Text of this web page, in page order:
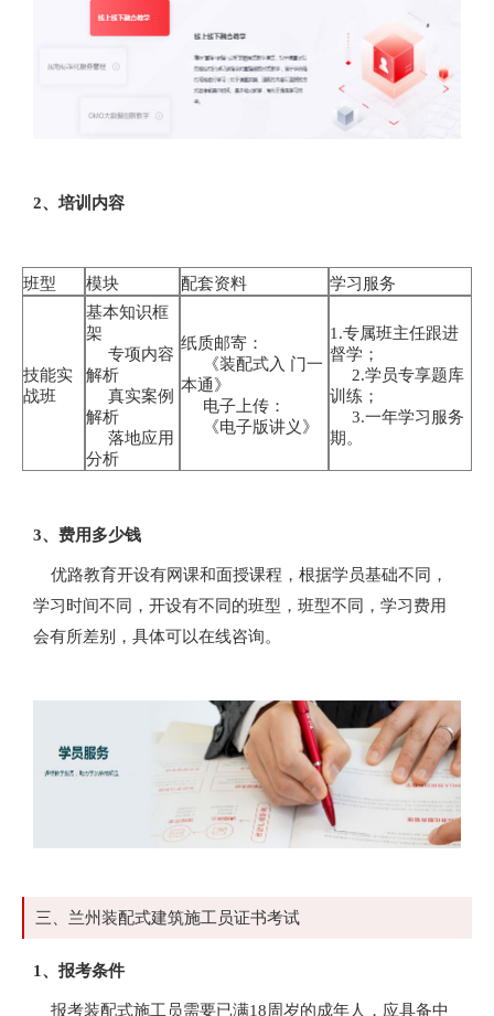
2、培训内容
班型 模块 配套资料 学习服务
技能实
战班
基本知识框
架
专项内容
解析
真实案例
解析
落地应用
分析
纸质邮寄：
《装配式入 门一
本通》
电子上传：
《电子版讲义》
1.专属班主任跟进
督学；
2.学员专享题库
训练；
3.一年学习服务
期。
3、费用多少钱
优路教育开设有网课和面授课程，根据学员基础不同，
学习时间不同，开设有不同的班型，班型不同，学习费用
会有所差别，具体可以在线咨询。
三、兰州装配式建筑施工员证书考试
1、报考条件
报考装配式施工员需要已满18周岁的成年人，应具备中